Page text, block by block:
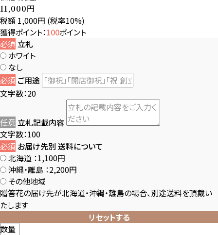
11,000円
税額 1,000円 (税率10%)
獲得ポイント：100ポイント
必須 立札
ホワイト
なし
必須 ご用途
文字数：20
任意 立札記載内容
文字数：100
必須 お届け先別 送料について
北海道 ：1,100円
沖縄・離島 ：2,200円
その他地域
贈答花の届け先が北海道・沖縄・離島の場合、別途送料を頂戴い
たします
リセットする
数量